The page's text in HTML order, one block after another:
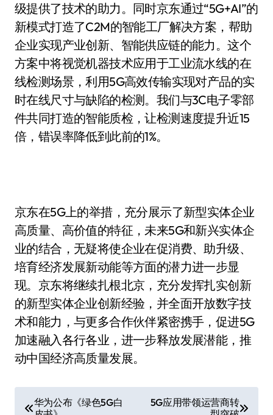
级提供了技术的助力。同时京东通过“5G+AI”的
新模式打造了C2M的智能工厂解决方案，帮助
企业实现产业创新、智能供应链的能力。这个
方案中将视觉机器技术应用于工业流水线的在
线检测场景，利用5G高效传输实现对产品的实
时在线尺寸与缺陷的检测。我们与3C电子零部
件共同打造的智能质检，让检测速度提升近15
倍，错误率降低到此前的1%。
京东在5G上的举措，充分展示了新型实体企业
高质量、高价值的特征，未来5G和新兴实体企
业的结合，无疑将使企业在促消费、助升级、
培育经济发展新动能等方面的潜力进一步显
现。京东将继续扎根北京，充分发挥扎实创新
的新型实体企业创新经验，并全面开放数字技
术和能力，与更多合作伙伴紧密携手，促进5G
加速融入各行各业，进一步释放发展潜能，推
动中国经济高质量发展。
文华为公布《绿色5G白
5G应用带领运营商转